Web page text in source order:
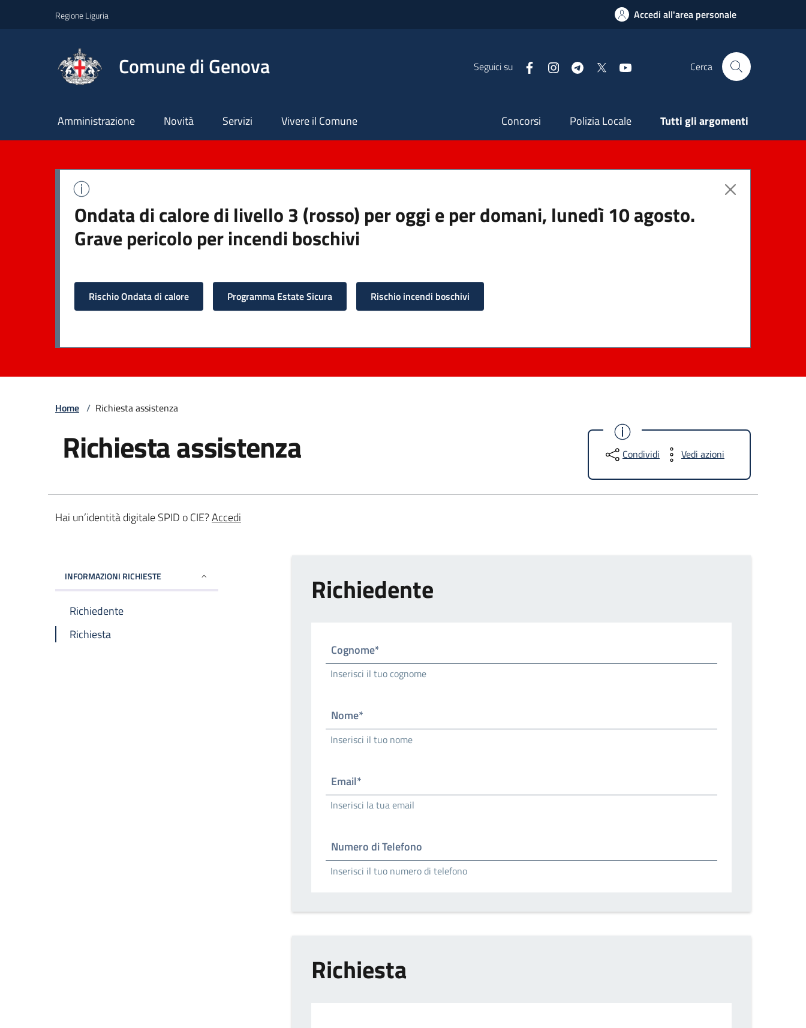
Regione Liguria Accedi all'area personale
Comune di Genova Seguici su FacebookInstagramTelegram Cerca
Principale
Amministrazione Novità Servizi Vivere il Comune Secondaria
Concorsi Polizia Locale Tutti gli argomenti
Ondata di calore di livello 3 (rosso) per oggi e per domani, lunedì 10 agosto.
Grave pericolo per incendi boschivi
Rischio Ondata di calore Programma Estate Sicura Rischio incendi boschivi
Home / Richiesta assistenza
Richiesta assistenza Condividi Vedi azioni
Hai un’identità digitale SPID o CIE?Accedi
INFORMAZIONI RICHIESTE
Richiedente
Richiesta
Richiedente
Cognome*
Inserisci il tuo cognome
Nome*
Inserisci il tuo nome
Email*
Inserisci la tua email
Numero di Telefono
Inserisci il tuo numero di telefono
Richiesta